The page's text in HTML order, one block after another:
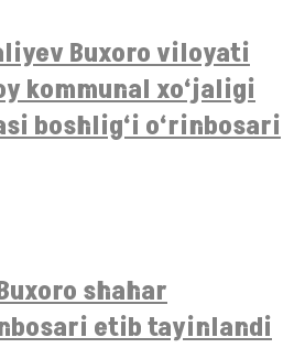
Buxoro viloyati
kommunal xo‘jaligi
boshlig‘i o‘rinbosari
shahar
etib tayinlandi